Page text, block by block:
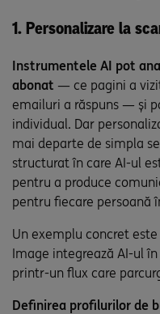
1. Personalizare la
Instrumentele AI pot
abonat — ce pagini a
emailuri a răspuns — și
individual. Dar
mai departe de simpla
structurat în care AI-ul
pentru a produce
pentru fiecare persoană
Un exemplu concret
Image integrează AI-ul
printr-un flux care
Definirea profilurilor de